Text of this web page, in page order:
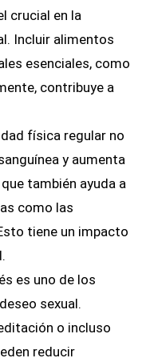
crucial en la
Incluir alimentos
esenciales, como
contribuye a
física regular no
y aumenta
también ayuda a
como las
tiene un impacto
es uno de los
sexual.
o incluso
reducir